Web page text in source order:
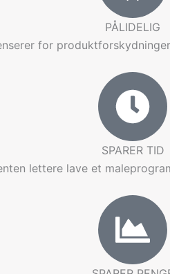
PÅLIDELIG
for
SPARER TID
lettere lave et